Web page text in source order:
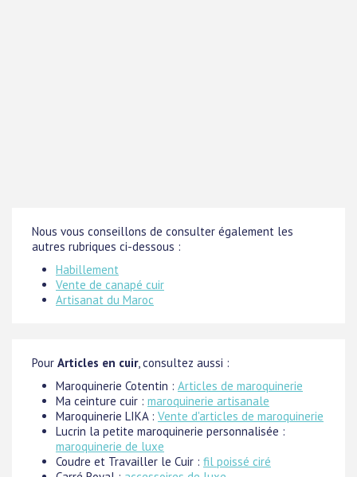
Nous vous conseillons de consulter également les
autres rubriques ci-dessous :
Habillement
Vente de canapé cuir
Artisanat du Maroc
Pour Articles en cuir, consultez aussi :
Maroquinerie Cotentin : Articles de maroquinerie
Ma ceinture cuir : maroquinerie artisanale
Maroquinerie LIKA : Vente d'articles de maroquinerie
Lucrin la petite maroquinerie personnalisée :
maroquinerie de luxe
Coudre et Travailler le Cuir : fil poissé ciré